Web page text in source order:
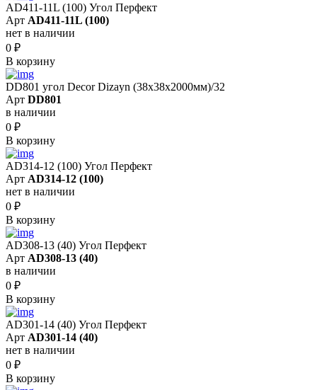
AD411-11L (100) Угол Перфект
Арт AD411-11L (100)
нет в наличии
0 ₽
В корзину
DD801 угол Decor Dizayn (38x38x2000мм)/32
Арт DD801
в наличии
0 ₽
В корзину
AD314-12 (100) Угол Перфект
Арт AD314-12 (100)
нет в наличии
0 ₽
В корзину
AD308-13 (40) Угол Перфект
Арт AD308-13 (40)
в наличии
0 ₽
В корзину
AD301-14 (40) Угол Перфект
Арт AD301-14 (40)
нет в наличии
0 ₽
В корзину